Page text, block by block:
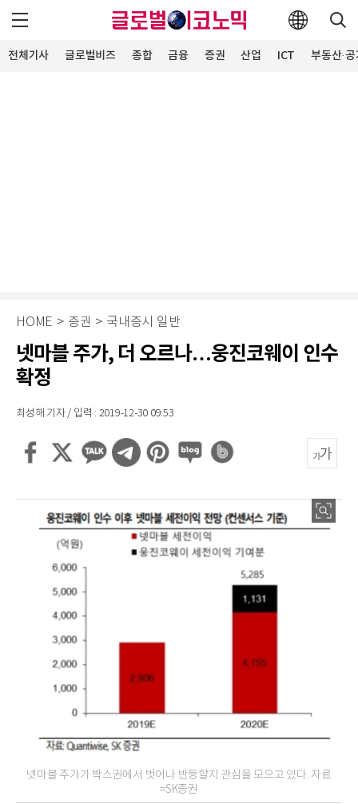
전체기사 글로벌비즈 종합 금융 증권 산업 ICT 부동산·
HOME > 증권 > 국내증시 일반
넷마블 주가, 더 오르나…웅진코웨이 인수
확정
최성해 기자 / 입력 : 2019-12-30 09:53
넷마블 주가가 박스권에서 벗어나 반등할지 관심을 모으고 있다. 자료
=SK증권